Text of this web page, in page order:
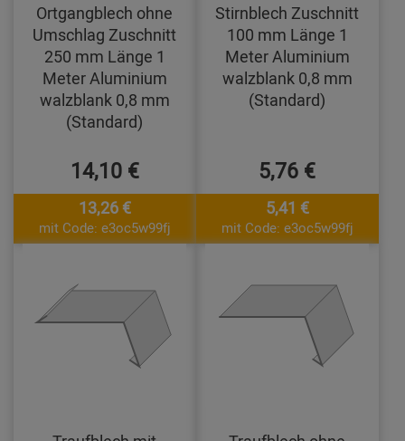
Ortgangblech ohne
Umschlag Zuschnitt
250 mm Länge 1
Meter Aluminium
walzblank 0,8 mm
(Standard)
14,10 €
13,26 €
mit Code: e3oc5w99fj
Stirnblech Zuschnitt
100 mm Länge 1
Meter Aluminium
walzblank 0,8 mm
(Standard)
5,76 €
5,41 €
mit Code: e3oc5w99fj